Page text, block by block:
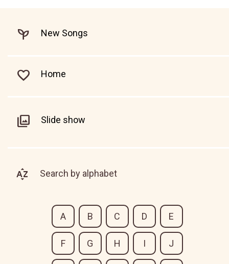
New Songs
Home
Slide show
Search by alphabet
A B C D E
F G H I J